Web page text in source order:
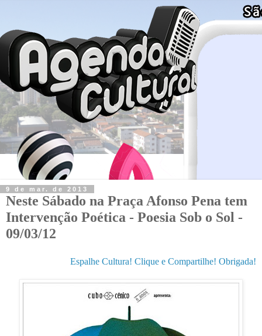
9 de mar. de 2013
Neste Sábado na Praça Afonso Pena tem
Intervenção Poética - Poesia Sob o Sol -
09/03/12
Espalhe Cultura! Clique e Compartilhe! Obrigada!